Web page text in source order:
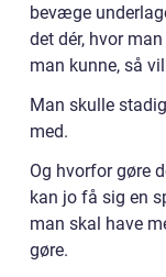
bevæge
det dér, hvor
man kunne, så
Man skulle
med.
Og hvorfor gøre
kan jo få sig en
man skal have
gøre.